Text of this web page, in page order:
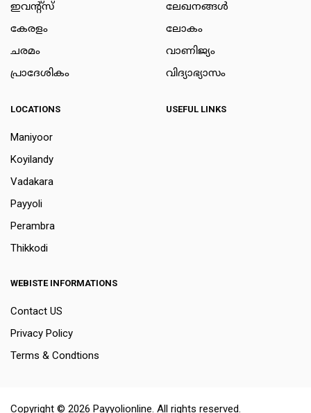
ഇവന്റ്സ്
കേരളം
ചരമം
പ്രാദേശികം
ലേഖനങ്ങള്‍
ലോകം
വാണിജ്യം
വിദ്യാഭ്യാസം
LOCATIONS
Maniyoor
Koyilandy
Vadakara
Payyoli
Perambra
Thikkodi
USEFUL LINKS
WEBISTE INFORMATIONS
Contact US
Privacy Policy
Terms & Condtions
Copyright © 2026 Payyolionline. All rights reserved.